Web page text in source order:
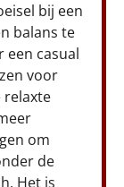
bij een
balans te
een casual
voor
relaxte
om
de
Het is